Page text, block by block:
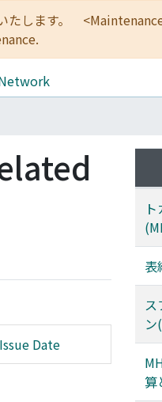
たします。
Date
表
ス
算